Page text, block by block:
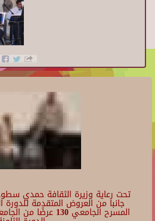
تحت رعاية وزيرة الثقافة حمدي
جانبا من العروض المتقدمة
المسرح الجامعي 130